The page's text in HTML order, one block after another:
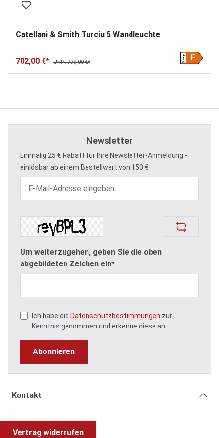
Catellani & Smith Turciu 5 Wandleuchte
702,00 €* UVP: 779,00 €*
F
A
G
Newsletter
Einmalig 25 € Rabatt für Ihre Newsletter-Anmeldung -
einlösbar ab einem Bestellwert von 150 €
Um weiterzugehen, geben Sie die oben
abgebildeten Zeichen ein*
Ich habe die Datenschutzbestimmungen zur
Kenntnis genommen und erkenne diese an.
Abonnieren
Kontakt
Vertrag widerrufen